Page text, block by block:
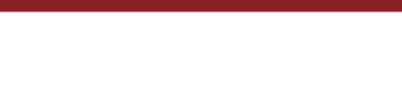
技艺 曲戏 文学 农耕 建造 饮食养生